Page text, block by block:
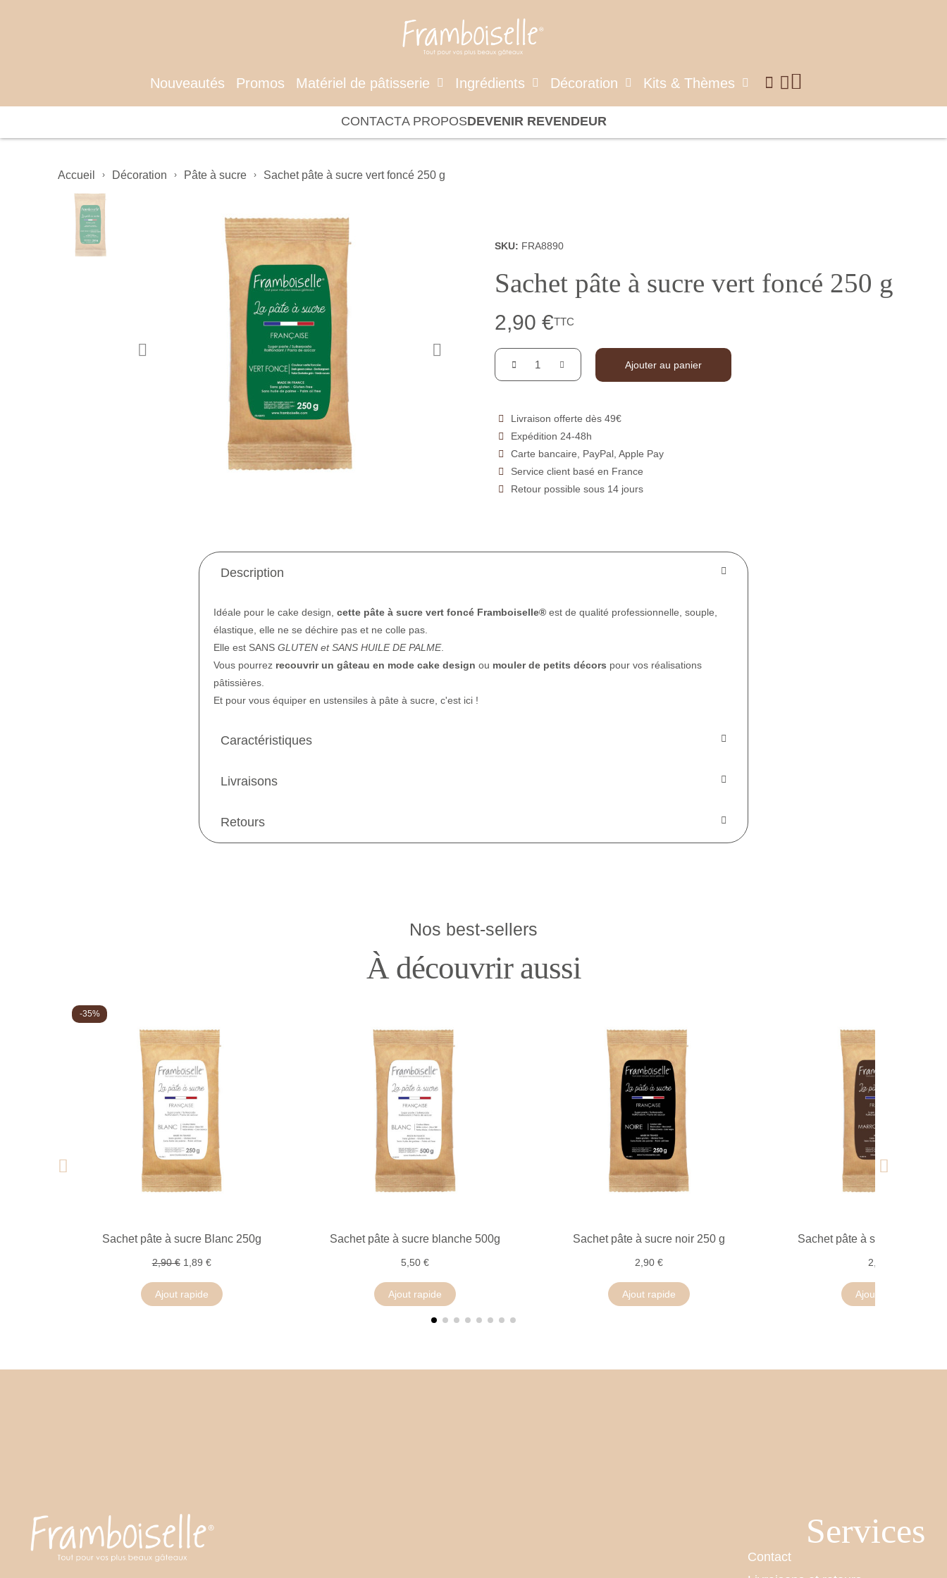
Nouveautés Promos Matériel de pâtisserie Ingrédients Décoration Kits & Thèmes
CONTACTA PROPOSDEVENIR REVENDEUR
Accueil Décoration Pâte à sucre Sachet pâte à sucre vert foncé 250 g
SKU FRA8890
Sachet pâte à sucre vert foncé 250 g
2,90 €TTC
Ajouter au panier
Livraison offerte dès 49€
Expédition 24-48h
Carte bancaire, PayPal, Apple Pay
Service client basé en France
Retour possible sous 14 jours
Description
Idéale pour le cake design, cette pâte à sucre vert foncé Framboiselle® est de qualité professionnelle, souple,
élastique, elle ne se déchire pas et ne colle pas.
Elle est SANS GLUTEN et SANS HUILE DE PALME.
Vous pourrez recouvrir un gâteau en mode cake design ou mouler de petits décors pour vos réalisations
pâtissières.
Et pour vous équiper en ustensiles à pâte à sucre, c'est ici !
Caractéristiques
Livraisons
Retours
Nos best-sellers
À découvrir aussi
-35%
Sachet pâte à sucre Blanc 250g
2,90 € 1,89 €
Ajout rapide
Sachet pâte à sucre blanche 500g
5,50 €
Ajout rapide
Sachet pâte à sucre noir 250 g
2,90 €
Ajout rapide
Sachet pâte à sucre marron
2,90 €
Ajout rapide
Services
Contact